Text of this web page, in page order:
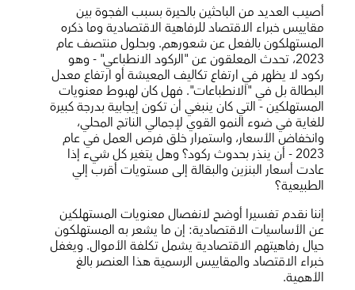
أصيب العديد من الباحثين بالحيرة بسبب الفجوة بين
مقاييس خبراء الاقتصاد للرفاهية الاقتصادية وما ذكره
المستهلكون بالفعل عن شعورهم. وبحلول منتصف عام
2023، تحدث المعلقون عن "الركود الانطباعي" - وهو
ركود لا يظهر في ارتفاع تكاليف المعيشة أو ارتفاع معدل
البطالة بل في "الانطباعات". فهل كان لهبوط معنويات
المستهلكين - التي كان ينبغي أن تكون إيجابية بدرجة كبيرة
للغاية في ضوء النمو القوي لإجمالي الناتج المحلي،
وانخفاض الأسعار، واستمرار خلق فرص العمل في عام
2023 - أن ينذر بحدوث ركود؟ وهل يتغير كل شيء إذا
عادت أسعار البنزين والبقالة إلى مستويات أقرب إلي
الطبيعية؟
إننا نقدم تفسيرا أوضح لانفصال معنويات المستهلكين
عن الأساسيات الاقتصادية: إن ما يشعر به المستهلكون
حيال رفاهيتهم الاقتصادية يشمل تكلفة الأموال. ويغفل
خبراء الاقتصاد والمقاييس الرسمية هذا العنصر بالغ
الأهمية.